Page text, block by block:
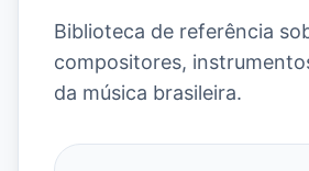
Biblioteca de referência
compositores,
da música brasileira.